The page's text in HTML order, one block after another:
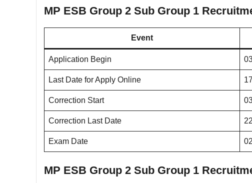
MP ESB Group 2 Sub Group 1
Event
Application Begin
Last Date for Apply Online
Correction Start
Correction Last Date
Exam Date
MP ESB Group 2 Sub Group 1